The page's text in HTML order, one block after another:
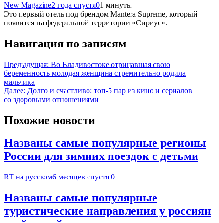
New Magazine2 года спустя01 минуты
Это первый отель под брендом Mantera Supreme, который
появится на федеральной территории «Сириус».
Навигация по записям
Предыдущая: Во Владивостоке отрицавшая свою
беременность молодая женщина стремительно родила
мальчика
Далее: Долго и счастливо: топ-5 пар из кино и сериалов
со здоровыми отношениями
Похожие новости
Названы самые популярные регионы
России для зимних поездок с детьми
RT на русском6 месяцев спустя 0
Названы самые популярные
туристические направления у россиян